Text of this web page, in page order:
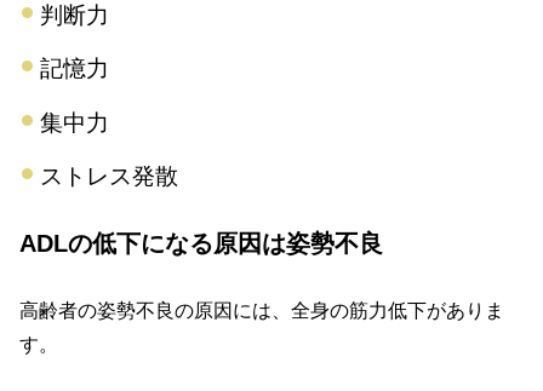
判断力
記憶力
集中力
ストレス発散
ADLの低下になる原因は姿勢不良
高齢者の姿勢不良の原因には、全身の筋力低下がありま
す。